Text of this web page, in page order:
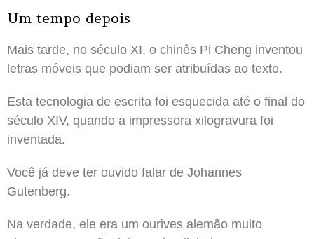
Um tempo depois
Mais tarde, no século XI, o chinês Pi Cheng inventou
letras móveis que podiam ser atribuídas ao texto.
Esta tecnologia de escrita foi esquecida até o final do
século XIV, quando a impressora xilogravura foi
inventada.
Você já deve ter ouvido falar de Johannes
Gutenberg.
Na verdade, ele era um ourives alemão muito